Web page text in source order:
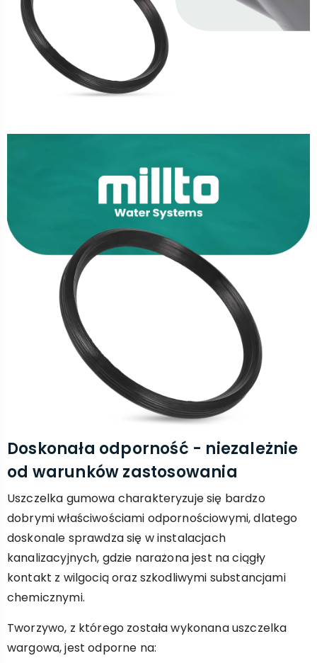
Doskonała odporność - niezależnie
od warunków zastosowania
Uszczelka gumowa charakteryzuje się bardzo
dobrymi właściwościami odpornościowymi, dlatego
doskonale sprawdza się w instalacjach
kanalizacyjnych, gdzie narażona jest na ciągły
kontakt z wilgocią oraz szkodliwymi substancjami
chemicznymi.
Tworzywo, z którego została wykonana uszczelka
wargowa, jest odporne na: